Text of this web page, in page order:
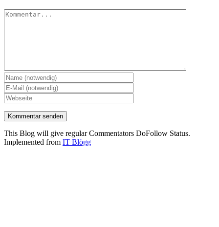
Kommentar
This Blog will give regular Commentators DoFollow Status.
Implemented from IT Blögg